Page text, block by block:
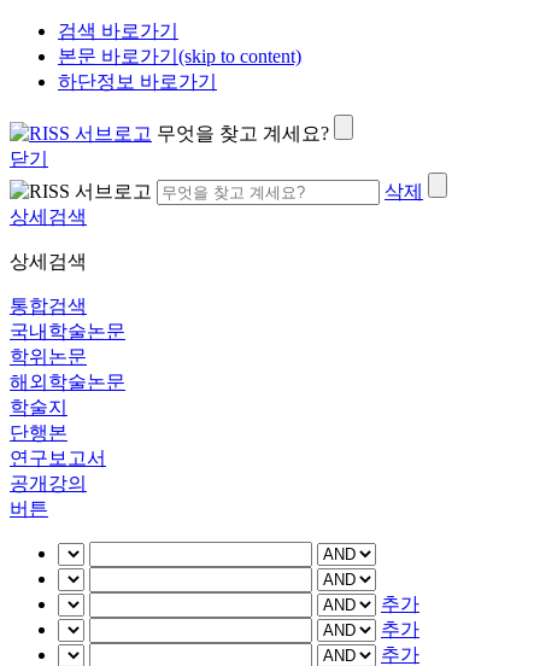
검색 바로가기
본문 바로가기(skip to content)
하단정보 바로가기
무엇을 찾고 계세요?
닫기
삭제
상세검색
상세검색
통합검색
국내학술논문
학위논문
해외학술논문
학술지
단행본
연구보고서
공개강의
버튼
추가
추가
추가